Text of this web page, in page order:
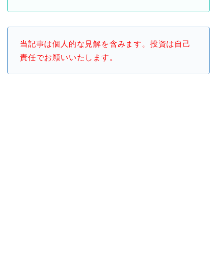
当記事は個人的な見解を含みます。投資は自己
責任でお願いいたします。